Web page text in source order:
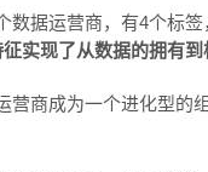
数据运营商，有4个标签
实现了从数据的拥有
营商成为一个进化型